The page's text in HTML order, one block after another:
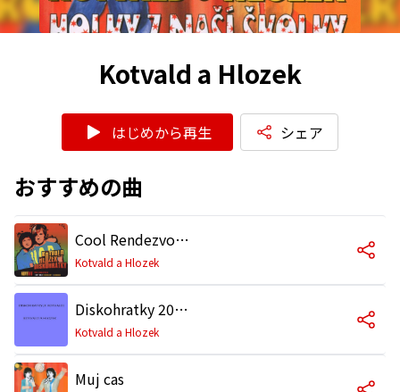
Kotvald a Hlozek
はじめから再生 シェア
おすすめの曲
Cool Rendezvous
Kotvald a Hlozek
Diskohratky 2010 (P. Kotvald)
Kotvald a Hlozek
Muj cas